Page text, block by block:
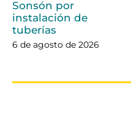
Sonsón por
instalación de
tuberías
6 de agosto de 2026